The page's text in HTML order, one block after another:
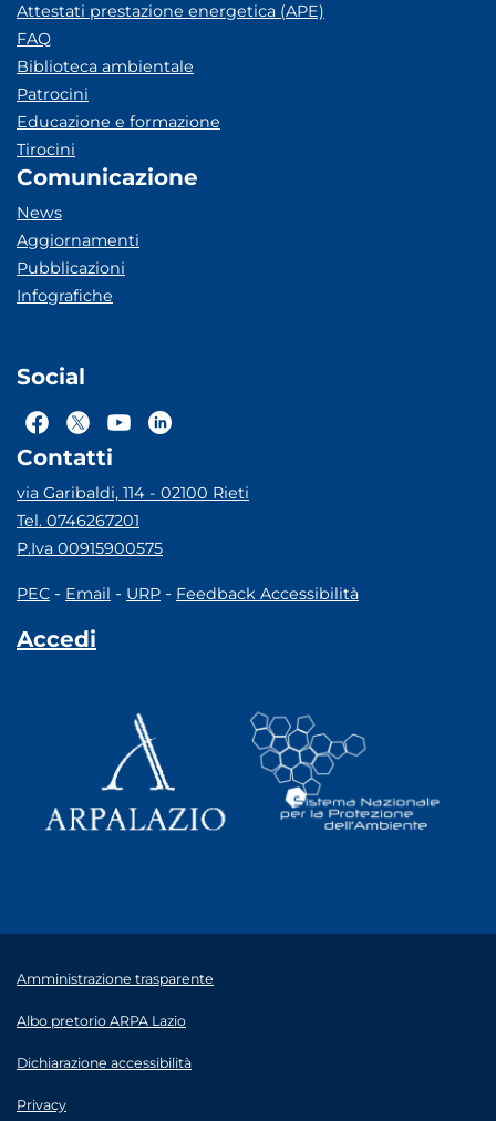
Attestati prestazione energetica (APE)
FAQ
Biblioteca ambientale
Patrocini
Educazione e formazione
Tirocini
Comunicazione
News
Aggiornamenti
Pubblicazioni
Infografiche
Social
Contatti
via Garibaldi, 114 - 02100 Rieti
Tel. 0746267201
P.Iva 00915900575
PEC - Email - URP - Feedback Accessibilità
Accedi
Amministrazione trasparente
Albo pretorio ARPA Lazio
Dichiarazione accessibilità
Privacy